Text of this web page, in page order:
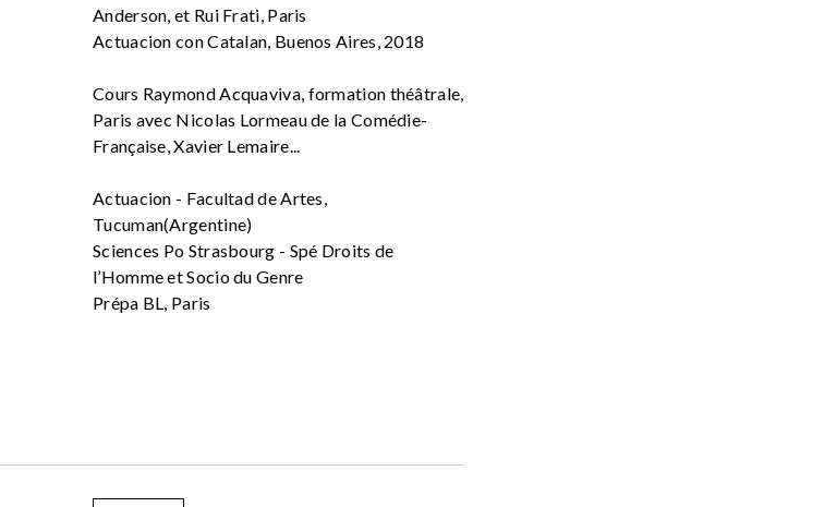
Anderson, et Rui Frati, Paris
Actuacion con Catalan, Buenos Aires, 2018
Cours Raymond Acquaviva, formation théâtrale,
Paris avec Nicolas Lormeau de la Comédie-
Française, Xavier Lemaire...
Actuacion - Facultad de Artes,
Tucuman(Argentine)
Sciences Po Strasbourg - Spé Droits de
l’Homme et Socio du Genre
Prépa BL, Paris